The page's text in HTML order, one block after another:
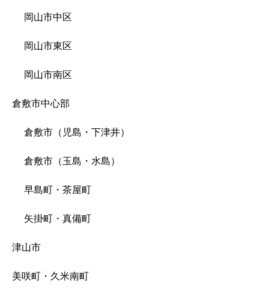
岡山市中区
岡山市東区
岡山市南区
倉敷市中心部
倉敷市（児島・下津井）
倉敷市（玉島・水島）
早島町・茶屋町
矢掛町・真備町
津山市
美咲町・久米南町